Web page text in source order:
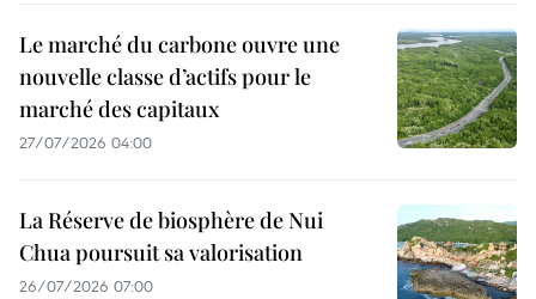
Le marché du carbone ouvre une
nouvelle classe d’actifs pour le
marché des capitaux
27/07/2026 04:00
La Réserve de biosphère de Nui
Chua poursuit sa valorisation
26/07/2026 07:00